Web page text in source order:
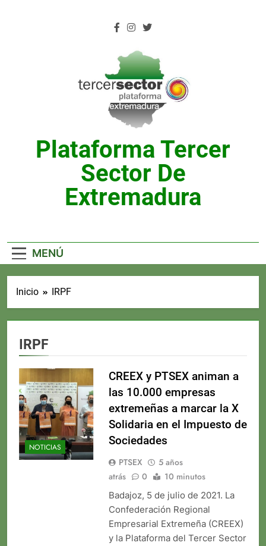
Plataforma Tercer
Sector De
Extremadura
MENÚ
Inicio IRPF
IRPF
NOTICIAS
CREEX y PTSEX animan a
las 10.000 empresas
extremeñas a marcar la X
Solidaria en el Impuesto de
Sociedades
PTSEX
5 años
atrás
0 10 minutos
Badajoz, 5 de julio de 2021. La
Confederación Regional
Empresarial Extremeña (CREEX)
y la Plataforma del Tercer Sector